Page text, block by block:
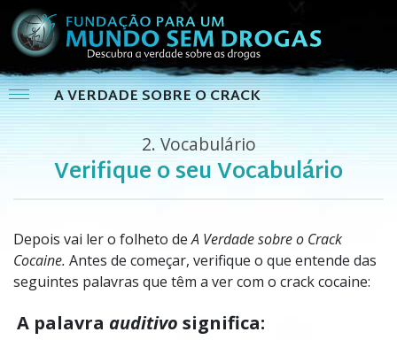
A VERDADE SOBRE O CRACK
2. Vocabulário
Verifique o seu Vocabulário
Depois vai ler o folheto deA Verdade sobre o Crack
Cocaine. Antes de começar, verifique o que entende das
seguintes palavras que têm a ver com o crack cocaine:
A palavra auditivo significa: